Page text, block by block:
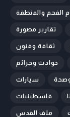
الفحم والمنطقة
تقارير مصورة
ثقافة وفنون
حوادث وجرائم
سيارات
فلسطينيات
ملف القدس